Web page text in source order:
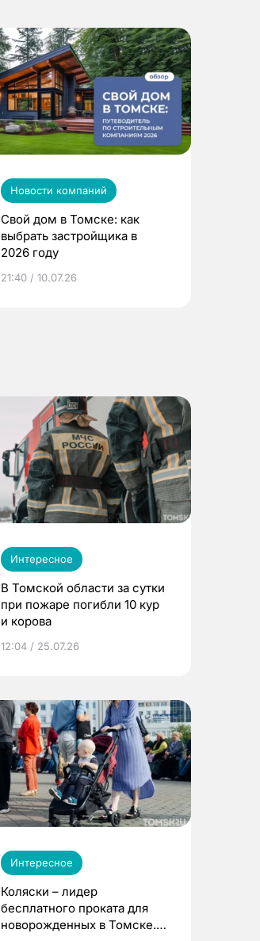
Новости компаний
Свой дом в Томске: как
выбрать застройщика в
2026 году
21:40 / 10.07.26
Интересное
В Томской области за сутки
при пожаре погибли 10 кур
и корова
12:04 / 25.07.26
Интересное
Коляски – лидер
бесплатного проката для
новорожденных в Томске.